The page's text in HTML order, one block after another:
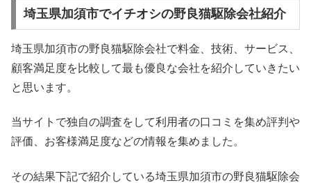
埼玉県加須市でイチオシの野良猫駆除会社紹介
埼玉県加須市の野良猫駆除会社で料金、技術、サービス、
顧客満足度を比較して最も優良な会社を紹介していきたい
と思います。
当サイトで独自の調査をして利用者の口コミを集め評判や
評価、お客様満足度などの情報を集めました。
その結果下記で紹介している埼玉県加須市の野良猫駆除会